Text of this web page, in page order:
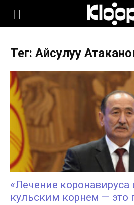
KLOOP.KG
Новости
Кыргызстана
Тег: Айсулуу
«Лечение
кульским корнем — это